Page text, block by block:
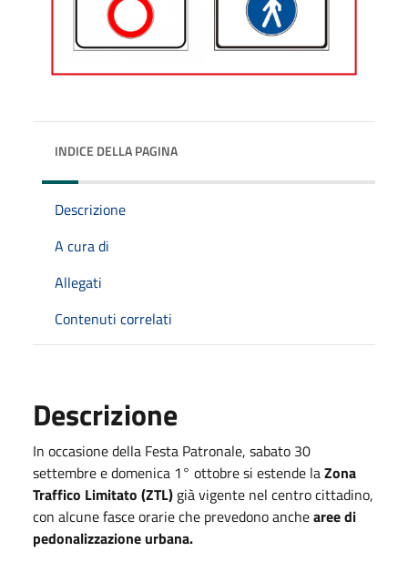
INDICE DELLA PAGINA
Descrizione
A cura di
Allegati
Contenuti correlati
Descrizione
In occasione della Festa Patronale, sabato 30
settembre e domenica 1° ottobre si estende laZona
Traffico Limitato (ZTL) già vigente nel centro cittadino,
con alcune fasce orarie che prevedono anchearee di
pedonalizzazione urbana.